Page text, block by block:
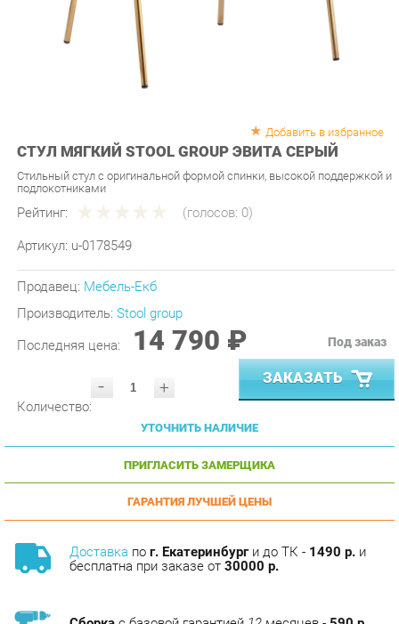
СТУЛ МЯГКИЙ STOOL GROUP ЭВИТА СЕРЫЙ
Стильный стул с оригинальной формой спинки, высокой поддержкой и
подлокотниками
Рейтинг: (голосов:0)
Артикул: u-0178549
Продавец: Мебель-Екб
Производитель:
Stool group
Последняя цена: 14 790 ₽
- +
ЗАКАЗАТЬ
УТОЧНИТЬ НАЛИЧИЕ
ПРИГЛАСИТЬ ЗАМЕРЩИКА
ГАРАНТИЯ ЛУЧШЕЙ ЦЕНЫ
по г. Екатеринбурги до ТК -
бесплатна при заказе от30000 р.
с базовой гарантией месяцев -